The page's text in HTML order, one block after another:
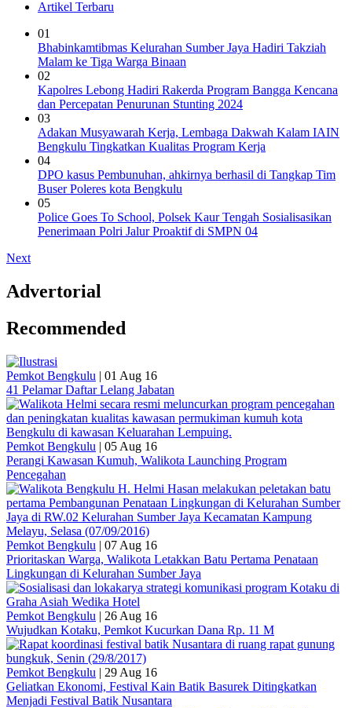
Artikel Terbaru
01
Bhabinkamtibmas Kelurahan Sumber Jaya Hadiri Takziah
Malam ke Tiga Warga Binaan
02
Kapolres Lebong Hadiri Rakerda Program Bangga Kencana
dan Percepatan Penurunan Stunting 2024
03
Adakan Musyawarah Kerja, Lembaga Dakwah Kalam IAIN
Bengkulu Tingkatkan Kualitas Program Kerja
04
DPO kasus Pembunuhan, ahkirnya berhasil di Tangkap Tim
Buser Poleres kota Bengkulu
05
Police Goes To School, Polsek Kaur Tengah Sosialisasikan
Penerimaan Polri Jalur Proaktif di SMPN 04
Next
Advertorial
Recommended
Pemkot Bengkulu | 01 Aug 16
41 Pelamar Daftar Lelang Jabatan
Pemkot Bengkulu | 05 Aug 16
Perangi Kawasan Kumuh, Walikota Launching Program
Pencegahan
Pemkot Bengkulu | 07 Aug 16
Prioritaskan Warga, Walikota Letakkan Batu Pertama Penataan
Lingkungan di Kelurahan Sumber Jaya
Pemkot Bengkulu | 26 Aug 16
Wujudkan Kotaku, Pemkot Kucurkan Dana Rp. 11 M
Pemkot Bengkulu | 29 Aug 16
Geliatkan Ekonomi, Festival Kain Batik Basurek Ditingkatkan
Menjadi Festival Batik Nusantara